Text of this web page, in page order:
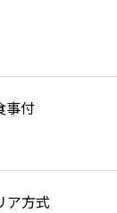
付
ア方式